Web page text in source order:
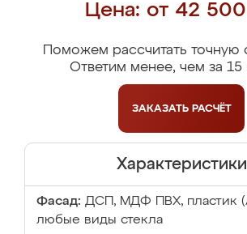
Цена: от 42
Поможем рассчитать точную
Ответим менее, чем за 15
ЗАКАЗАТЬ РАСЧЁТ
Характеристики
Фасад: ДСП, МДФ ПВХ, пластик
любые виды стекла